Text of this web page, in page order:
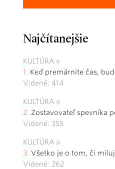
Najčítanejšie
KULTÚRA
Keď premárnite čas,
Videné: 414
KULTÚRA
Zostavovateľ spevníka
Videné: 355
KULTÚRA
Všetko je o tom, či
Videné: 262